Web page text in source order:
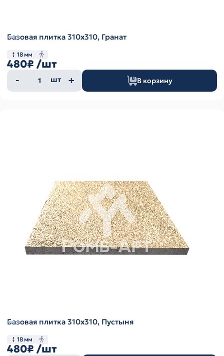
Базовая плитка 310х310, Гранат
18 мм
480₽ /шт
Количество
товара
шт В корзину
Базовая плитка 310х310, Пустыня
18 мм
480₽ /шт